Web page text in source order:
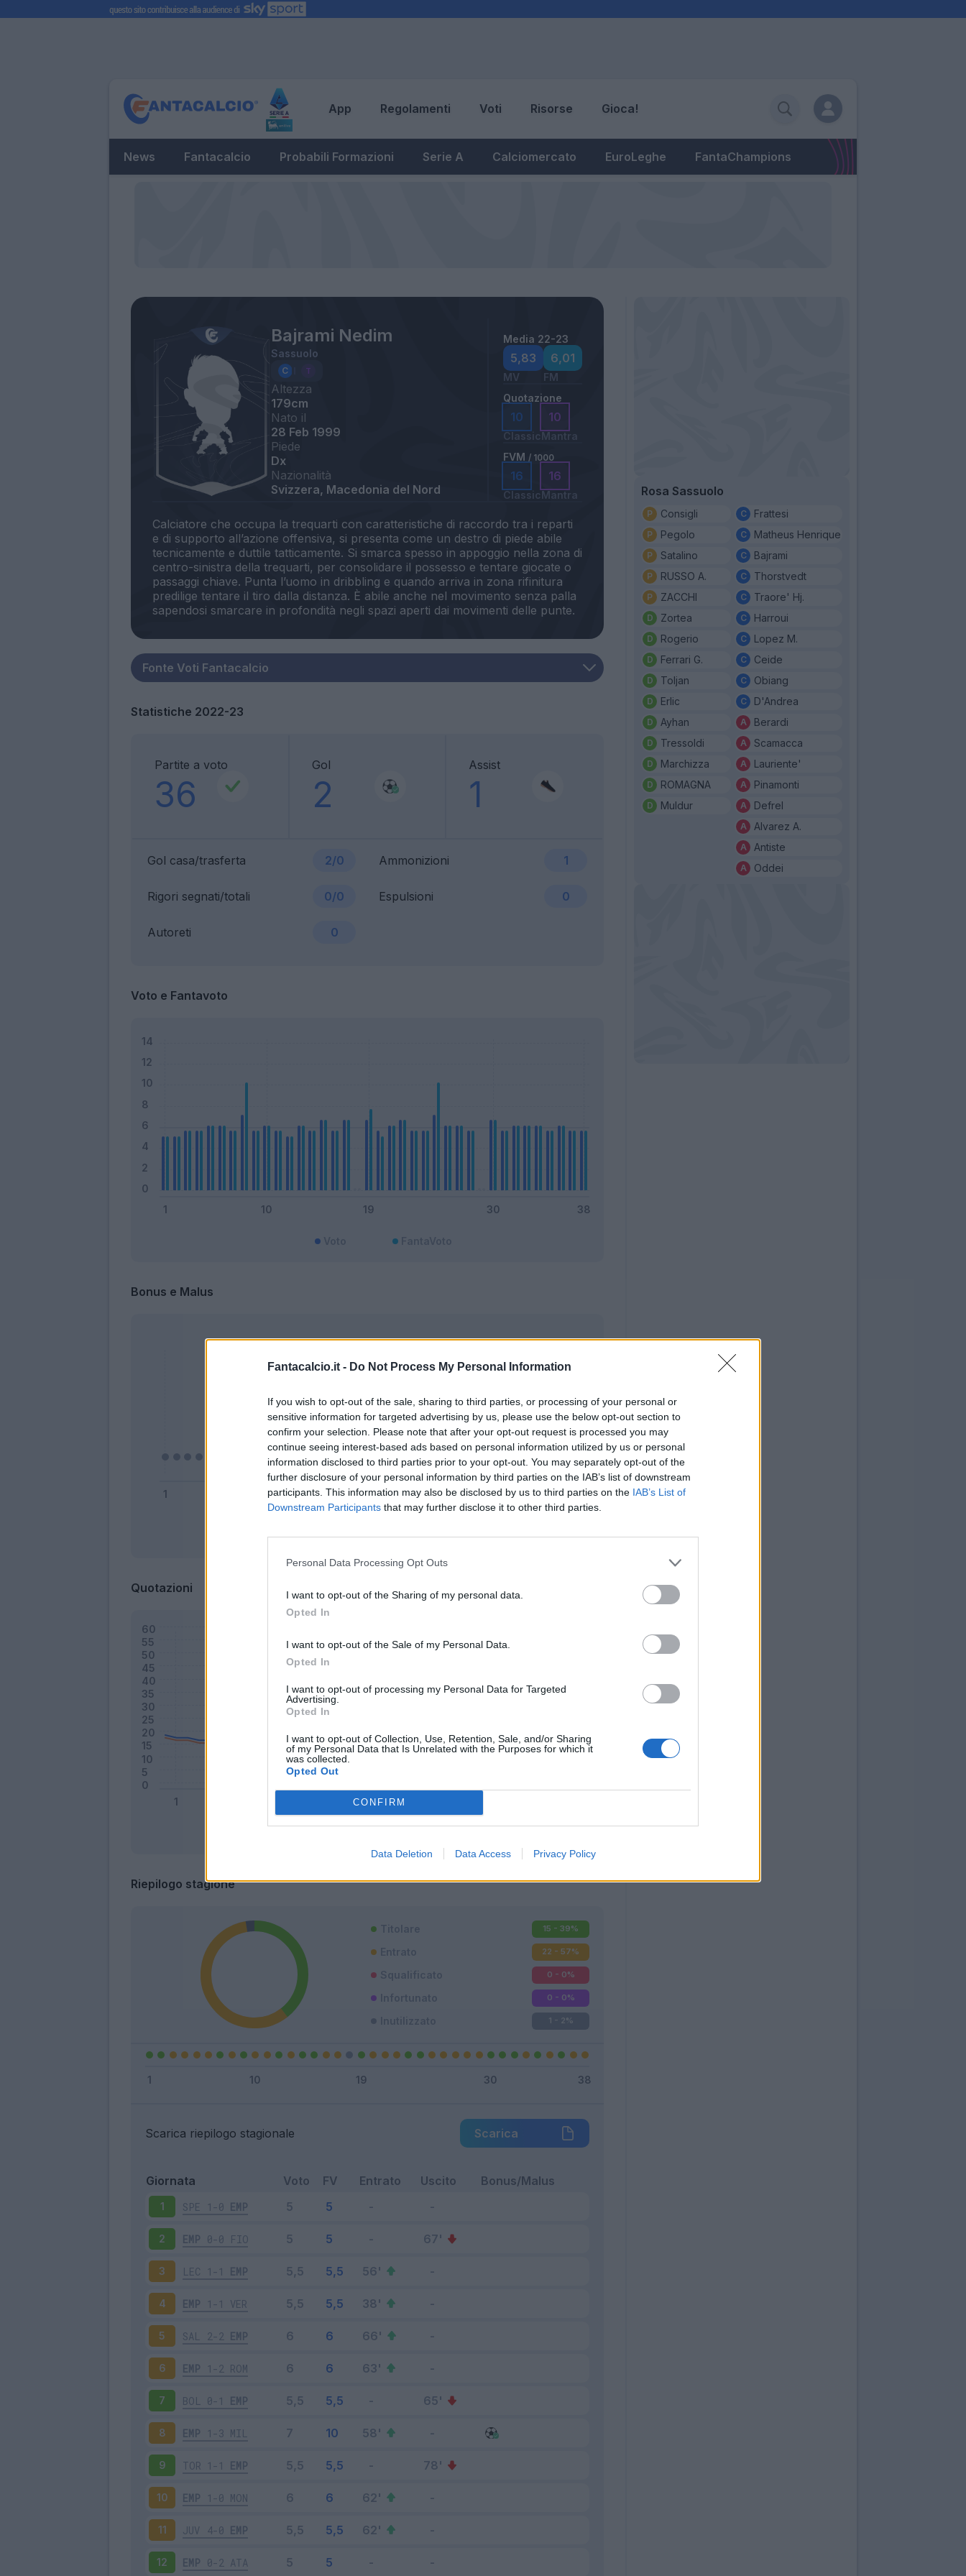
Fantacalcio.it - Do Not Process My Personal Information
If you wish to opt-out of the sale, sharing to third parties, or processing of your personal or
sensitive information for targeted advertising by us, please use the below opt-out section to
confirm your selection. Please note that after your opt-out request is processed you may
continue seeing interest-based ads based on personal information utilized by us or personal
information disclosed to third parties prior to your opt-out. You may separately opt-out of the
further disclosure of your personal information by third parties on the IAB’s list of downstream
participants. This information may also be disclosed by us to third parties on the IAB’s List of
Downstream Participants that may further disclose it to other third parties.
Personal Data Processing Opt Outs
I want to opt-out of the Sharing of my personal data.
Opted In
I want to opt-out of the Sale of my Personal Data.
Opted In
I want to opt-out of processing my Personal Data for Targeted
Advertising.
Opted In
I want to opt-out of Collection, Use, Retention, Sale, and/or Sharing
of my Personal Data that Is Unrelated with the Purposes for which it
was collected.
Opted Out
CONFIRM
Data Deletion Data Access Privacy Policy
App Regolamenti Voti Risorse Gioca!
News Fantacalcio Probabili Formazioni Serie A Calciomercato EuroLeghe FantaChampions
Bajrami Nedim
Sassuolo
Altezza
179cm
Nato il
28 Feb 1999
Piede
Dx
Nazionalità
Svizzera, Macedonia del Nord
Media 22-23
5,83
MV
6,01
FM
Quotazione
10
Classic
10
Mantra
FVM / 1000
16
Classic
16
Mantra
Calciatore che occupa la trequarti con caratteristiche di raccordo tra i reparti
e di supporto all’azione offensiva, si presenta come un destro di piede abile
tecnicamente e duttile tatticamente. Si smarca spesso in appoggio nella zona di
centro-sinistra della trequarti, per consolidare il possesso e tentare giocate o
passaggi chiave. Punta l’uomo in dribbling e quando arriva in zona rifinitura
predilige tentare il tiro dalla distanza. È abile anche nel movimento senza palla
Statistiche 2022-23
Partite a voto
36
Gol
2
Assist
1
Gol casa/trasferta 2/0 Ammonizioni 1
Rigori segnati/totali 0/0 Espulsioni 0
Autoreti 0
Voto e Fantavoto
Bonus e Malus
Bonus Malus Presenze a voto
Quotazioni
Riepilogo stagione
Titolare 15 - 39%
Entrato 22 - 57%
Squalificato 0 - 0%
Infortunato 0 - 0%
1 - 2%
Scarica riepilogo stagionale Scarica
Giornata Voto FV Entrato Uscito Bonus/Malus
1 SPE 1-0 EMP
2 EMP 0-0 FIO
3 LEC 1-1 EMP
4 EMP 1-1 VER
5 SAL 2-2 EMP
6 EMP 1-2 ROM
7 BOL 0-1 EMP
8 EMP 1-3 MIL
9 TOR 1-1 EMP
10 EMP 1-0 MON
11 JUV 4-0 EMP
12 EMP 0-2 ATA
Rosa Sassuolo
Consigli
Pegolo
Satalino
RUSSO A.
ZACCHI
Zortea
Rogerio
Ferrari G.
Toljan
Erlic
Ayhan
Tressoldi
Marchizza
ROMAGNA
Muldur
Frattesi
Matheus Henrique
Bajrami
Thorstvedt
Traore' Hj.
Harroui
Lopez M.
Ceide
Obiang
D'Andrea
Berardi
Scamacca
Lauriente'
Pinamonti
Defrel
Alvarez A.
Antiste
Oddei